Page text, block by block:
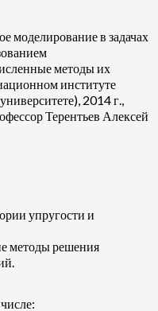
моделирование в задачах
методы их
институте
2014 г.,
Терентьев Алексей
упругости и
методы решения